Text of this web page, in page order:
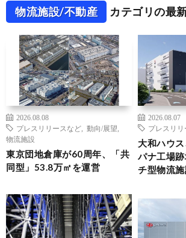
物流施設/不動産 カテゴリの最
2026.08.08
プレスリリースなど
動向/展望
物流施設
東京団地倉庫が60周年、「共
同型」53.8万㎡を運営
2026.08.07
プレスリ
大和ハウ
パナ工場
チ型物流